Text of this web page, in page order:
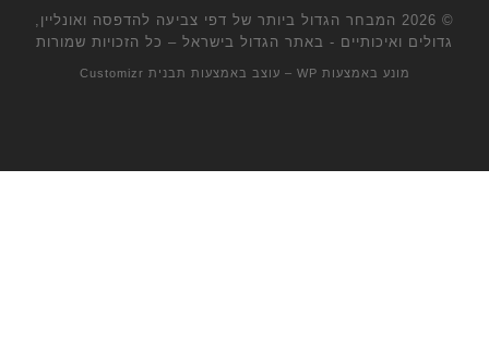
© 2026
המבחר הגדול ביותר של דפי צביעה להדפסה ואונליין,
גדולים ואיכותיים - באתר הגדול בישראל – כל הזכויות שמורות
מונע באמצעות WP – עוצב באמצעות תבנית Customizr